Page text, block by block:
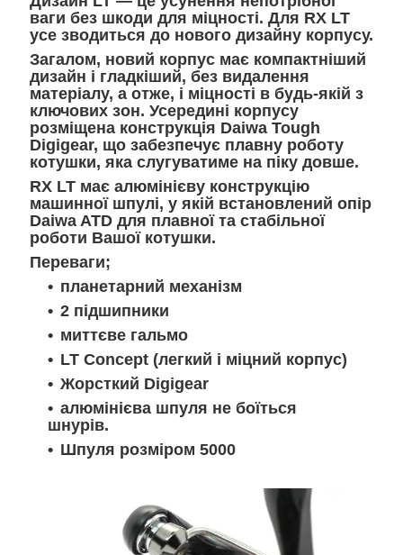
ваги без шкоди для міцності. Для RX LT
усе зводиться до нового дизайну корпусу.
Загалом, новий корпус має компактніший
дизайн і гладкіший, без видалення
матеріалу, а отже, і міцності в будь-якій з
ключових зон. Усередині корпусу
розміщена конструкція Daiwa Tough
Digigear, що забезпечує плавну роботу
котушки, яка слугуватиме на піку довше.
RX LT має алюмінієву конструкцію
машинної шпулі, у якій встановлений опір
Daiwa ATD для плавної та стабільної
роботи Вашої котушки.
Переваги;
планетарний механізм
2 підшипники
миттєве гальмо
LT Concept (легкий і міцний корпус)
Жорсткий Digigear
алюмінієва шпуля не боїться
шнурів.
Шпуля розміром 5000